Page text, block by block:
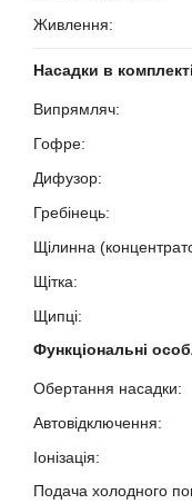
Живлення:
Насадки в
Випрямляч:
Гофре:
Дифузор:
Гребінець:
Щілинна
Щітка:
Щипці:
Функціональні
Обертання насадки:
Автовідключення:
Іонізація:
Подача холодного